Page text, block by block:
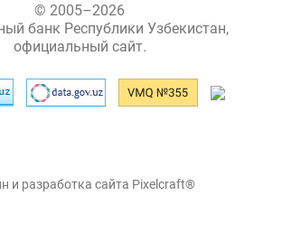
© 2005–2026
банк Республики Узбекистан,
официальный сайт.
и разработка сайта Pixelcraft®